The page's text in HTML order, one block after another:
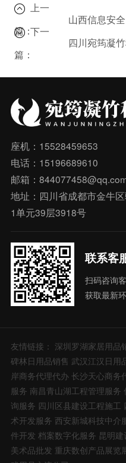
上一
篇：下一
篇：
座机：15528459653
电话：15196689610
邮箱：
地址：四川省成都市金牛
1单元39层3918号
联系客
扫码咨询
获取最新
友情链接： 深圳罗湖家居用品
碑林日用品销售 武汉江汉日用
岸商务代理代办 长沙天心商务
服务 南昌青山湖工程管理服务
询服务 四川区县建设工程施工
术开发服务 西安新城科技中介
件开发 档案数字化服务 昆明
美术品批发 重庆数创产品展览